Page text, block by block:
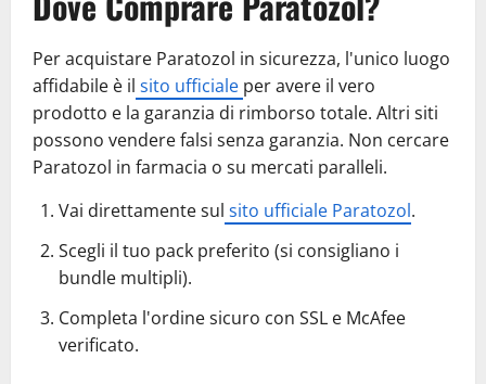
Per acquistare Paratozol in sicurezza, l'unico luogo
affidabile è il sito ufficiale per avere il vero
prodotto e la garanzia di rimborso totale. Altri siti
possono vendere falsi senza garanzia. Non cercare
Paratozol in farmacia o su mercati paralleli.
Vai direttamente sul sito ufficiale Paratozol.
Scegli il tuo pack preferito (si consigliano i
bundle multipli).
Completa l'ordine sicuro con SSL e McAfee
verificato.